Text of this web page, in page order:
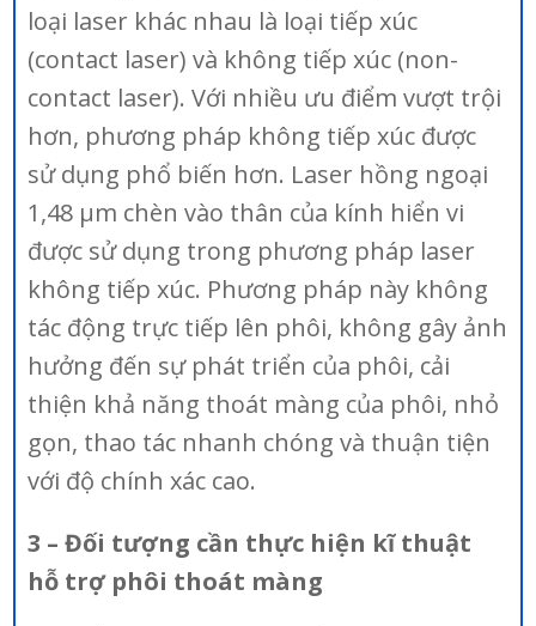
loại laser khác nhau là loại tiếp xúc
(contact laser) và không tiếp xúc (non-
contact laser). Với nhiều ưu điểm vượt trội
hơn, phương pháp không tiếp xúc được
sử dụng phổ biến hơn. Laser hồng ngoại
1,48 µm chèn vào thân của kính hiển vi
được sử dụng trong phương pháp laser
không tiếp xúc. Phương pháp này không
tác động trực tiếp lên phôi, không gây ảnh
hưởng đến sự phát triển của phôi, cải
thiện khả năng thoát màng của phôi, nhỏ
gọn, thao tác nhanh chóng và thuận tiện
với độ chính xác cao.
3 – Đối tượng cần thực hiện kĩ thuật
hỗ trợ phôi thoát màng